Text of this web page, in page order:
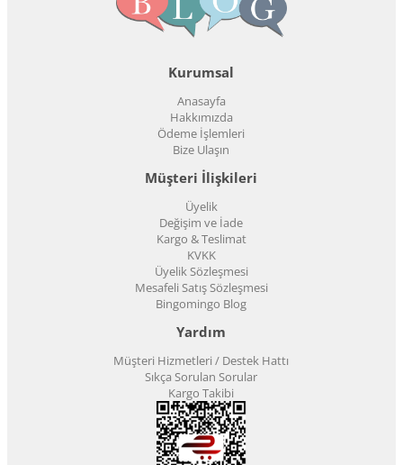
Kurumsal
Anasayfa
Hakkımızda
Ödeme İşlemleri
Bize Ulaşın
Müşteri İlişkileri
Üyelik
Değişim ve İade
Kargo & Teslimat
KVKK
Üyelik Sözleşmesi
Mesafeli Satış Sözleşmesi
Bingomingo Blog
Yardım
Müşteri Hizmetleri / Destek Hattı
Sıkça Sorulan Sorular
Kargo Takibi